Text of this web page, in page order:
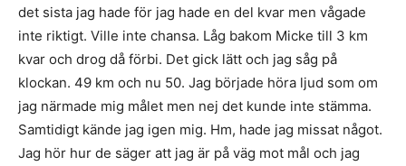
det sista jag hade för jag hade en del kvar men vågade
inte riktigt. Ville inte chansa. Låg bakom Micke till 3 km
kvar och drog då förbi. Det gick lätt och jag såg på
klockan. 49 km och nu 50. Jag började höra ljud som om
jag närmade mig målet men nej det kunde inte stämma.
Samtidigt kände jag igen mig. Hm, hade jag missat något.
Jag hör hur de säger att jag är på väg mot mål och jag